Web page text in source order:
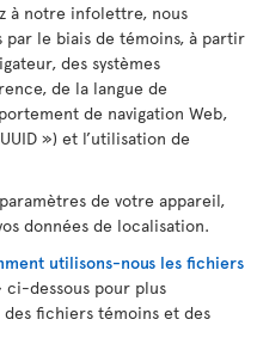
à notre infolettre, nous
le biais de témoins, à partir
des systèmes
de la langue de
de navigation Web,
») et l’utilisation de
de votre appareil,
données de localisation.
utilisons-nous les fichiers
ci-dessous pour plus
fichiers témoins et des